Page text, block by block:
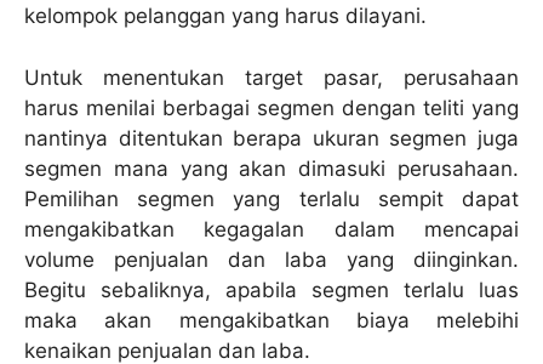
kelompok pelanggan yang harus dilayani.
Untuk menentukan target pasar, perusahaan
harus menilai berbagai segmen dengan teliti yang
nantinya ditentukan berapa ukuran segmen juga
segmen mana yang akan dimasuki perusahaan.
Pemilihan segmen yang terlalu sempit dapat
mengakibatkan kegagalan dalam mencapai
volume penjualan dan laba yang diinginkan.
Begitu sebaliknya, apabila segmen terlalu luas
maka akan mengakibatkan biaya melebihi
kenaikan penjualan dan laba.